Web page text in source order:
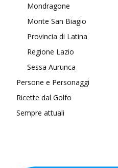
Mondragone
Monte San Biagio
Provincia di Latina
Regione Lazio
Sessa Aurunca
Persone e Personaggi
Ricette dal Golfo
Sempre attuali